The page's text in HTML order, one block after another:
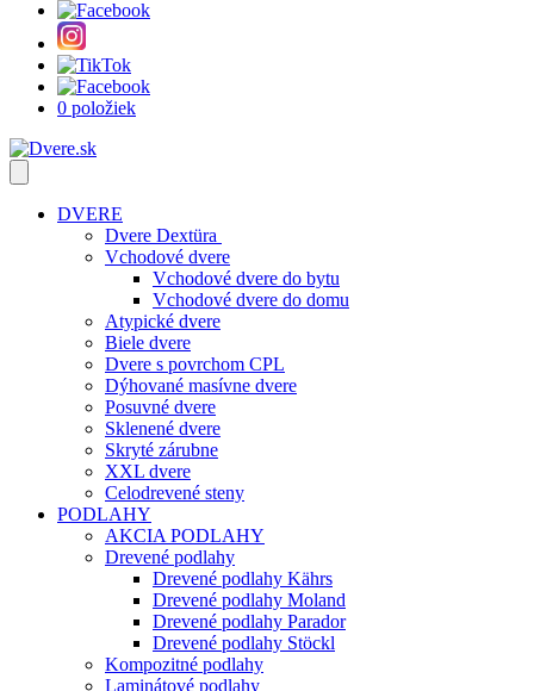
0 položiek
DVERE
Dvere Dextüra
Vchodové dvere
Vchodové dvere do bytu
Vchodové dvere do domu
Atypické dvere
Biele dvere
Dvere s povrchom CPL
Dýhované masívne dvere
Posuvné dvere
Sklenené dvere
Skryté zárubne
XXL dvere
Celodrevené steny
PODLAHY
AKCIA PODLAHY
Drevené podlahy
Drevené podlahy Kährs
Drevené podlahy Moland
Drevené podlahy Parador
Drevené podlahy Stöckl
Kompozitné podlahy
Laminátové podlahy